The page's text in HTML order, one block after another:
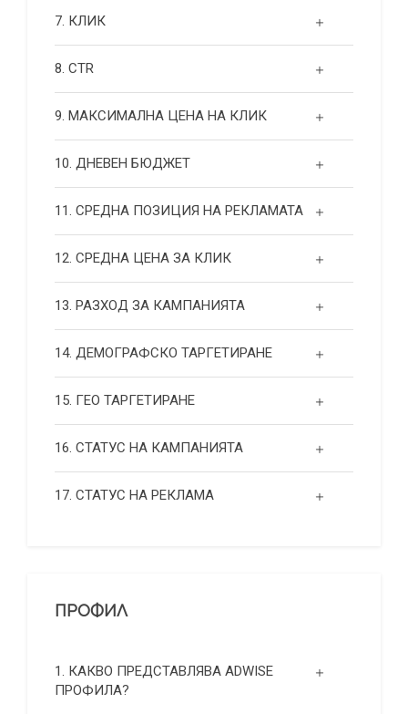
7. КЛИК
8. CTR
9. МАКСИМАЛНА ЦЕНА НА КЛИК
10. ДНЕВЕН БЮДЖЕТ
11. СРЕДНА ПОЗИЦИЯ НА РЕКЛАМАТА
12. СРЕДНА ЦЕНА ЗА КЛИК
13. РАЗХОД ЗА КАМПАНИЯТА
14. ДЕМОГРАФСКО ТАРГЕТИРАНЕ
15. ГЕО ТАРГЕТИРАНЕ
16. СТАТУС НА КАМПАНИЯТА
17. СТАТУС НА РЕКЛАМА
ПРОФИЛ
1. КАКВО ПРЕДСТАВЛЯВА ADWISE
ПРОФИЛА?